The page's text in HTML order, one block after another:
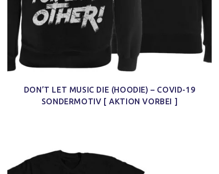
DON’T LET MUSIC DIE (HOODIE) – COVID-19
SONDERMOTIV [ AKTION VORBEI ]